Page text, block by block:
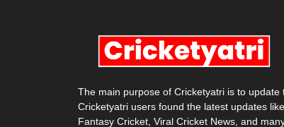
The main purpose of Cricketyatri is to update
Cricketyatri users found the latest updates
Fantasy Cricket, Viral Cricket News, and